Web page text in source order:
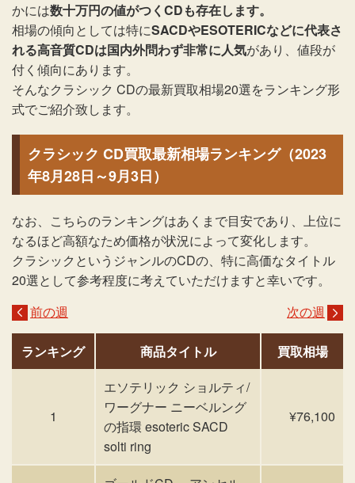
かには数十万円の値がつくCDも存在します。
相場の傾向としては特にSACDやESOTERICなどに代表さ
れる高音質CDは国内外問わず非常に人気があり、値段が
付く傾向にあります。
そんなクラシック CDの最新買取相場20選をランキング形
式でご紹介致します。
クラシック CD買取最新相場ランキング（2023
年8月28日～9月3日）
なお、こちらのランキングはあくまで目安であり、上位に
なるほど高額なため価格が状況によって変化します。
クラシックというジャンルのCDの、特に高価なタイトル
20選として参考程度に考えていただけますと幸いです。
前の週
次の週
ランキング 商品タイトル 買取相場
1
エソテリック ショルティ/
ワーグナー ニーベルング
の指環 esoteric SACD
solti ring
¥76,100